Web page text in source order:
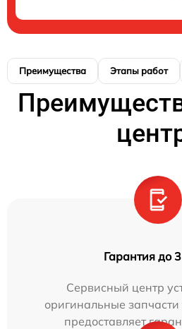
Преимущества Этапы работ
Гарантия до
Сервисный центр
оригинальные
предоставляет